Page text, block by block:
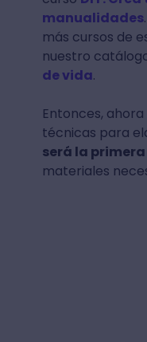
manualidades
más cursos de
nuestro
de vida.
Entonces,
técnicas para
será la
materiales